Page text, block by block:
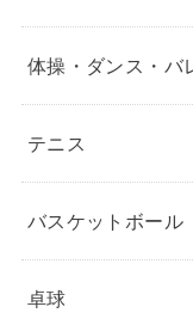
体操・ダンス・バ
テニス
バスケットボール
卓球